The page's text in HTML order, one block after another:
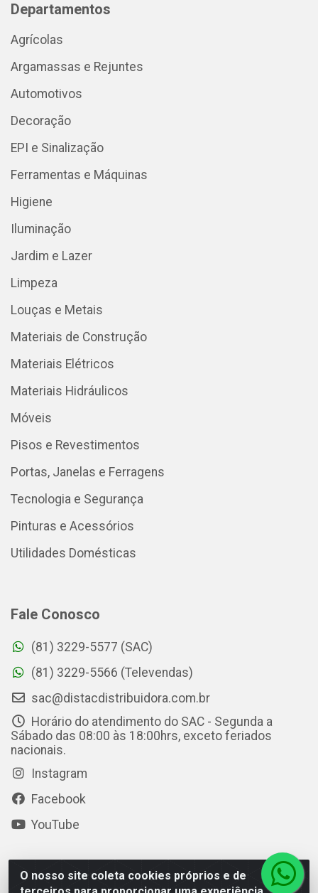
O nosso site coleta cookies próprios e de
Departamentos
Agrícolas
Argamassas e Rejuntes
Automotivos
Decoração
EPI e Sinalização
Ferramentas e Máquinas
Higiene
Iluminação
Jardim e Lazer
Limpeza
Louças e Metais
Materiais de Construção
Materiais Elétricos
Materiais Hidráulicos
Móveis
Pisos e Revestimentos
Portas, Janelas e Ferragens
Tecnologia e Segurança
Pinturas e Acessórios
Utilidades Domésticas
Fale Conosco
(81) 3229-5577 (SAC)
(81) 3229-5566 (Televendas)
sac@distacdistribuidora.com.br
Horário do atendimento do SAC - Segunda a
Sábado das 08:00 às 18:00hrs, exceto feriados
nacionais.
Instagram
Facebook
YouTube
Distac Distribuidora - Av. Durval de Góes Monteiro, 7049 -